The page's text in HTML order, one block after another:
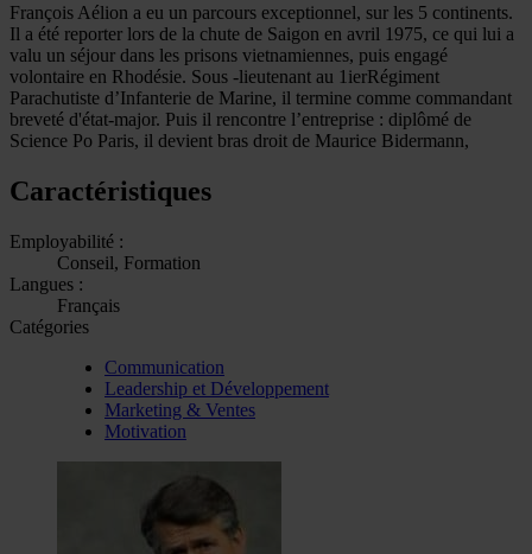
François Aélion a eu un parcours exceptionnel, sur les 5 continents.
Il a été reporter lors de la chute de Saigon en avril 1975, ce qui lui a
valu un séjour dans les prisons vietnamiennes, puis engagé
volontaire en Rhodésie. Sous -lieutenant au 1ierRégiment
Parachutiste d’Infanterie de Marine, il termine comme commandant
breveté d'état-major. Puis il rencontre l’entreprise : diplômé de
Science Po Paris, il devient bras droit de Maurice Bidermann,
Caractéristiques
Employabilité :
Conseil, Formation
Langues :
Français
Catégories
Communication
Leadership et Développement
Marketing & Ventes
Motivation